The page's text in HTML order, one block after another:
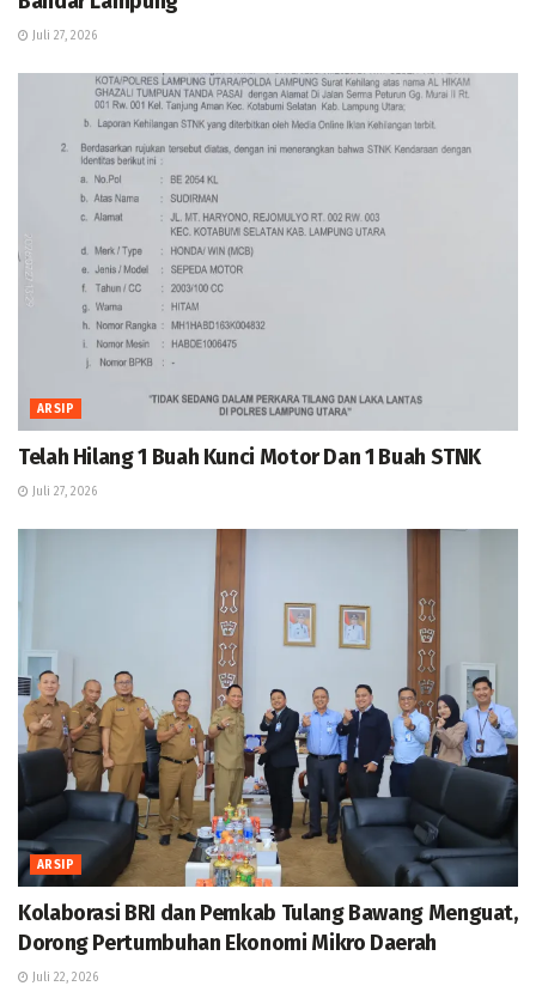
Juli 27, 2026
ARSIP
Telah Hilang 1 Buah Kunci Motor Dan 1 Buah STNK
Juli 27, 2026
ARSIP
Kolaborasi BRI dan Pemkab Tulang Bawang Menguat,
Dorong Pertumbuhan Ekonomi Mikro Daerah
Juli 22, 2026